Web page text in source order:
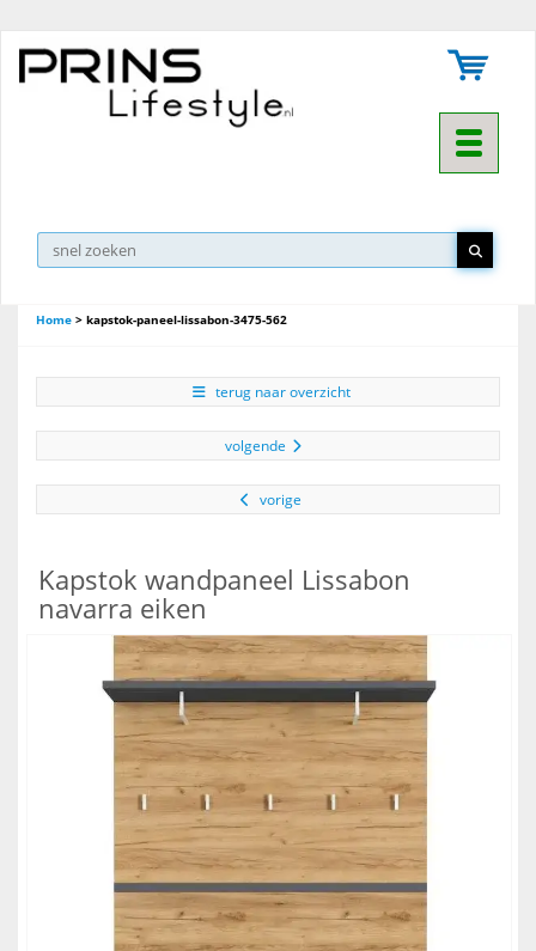
Toggle
Home > kapstok-paneel-lissabon-3475-562
terug naar overzicht
volgende
vorige
Kapstok wandpaneel Lissabon
navarra eiken